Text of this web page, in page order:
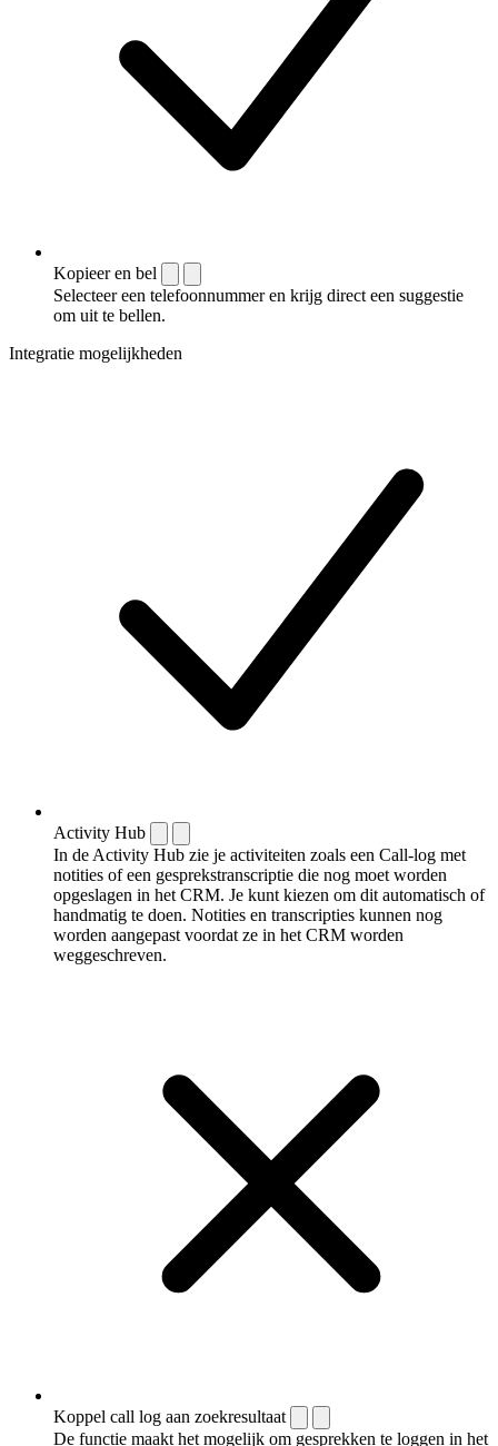
Kopieer en bel
Selecteer een telefoonnummer en krijg direct een suggestie
om uit te bellen.
Integratie mogelijkheden
Activity Hub
In de Activity Hub zie je activiteiten zoals een Call-log met
notities of een gespreks­transcriptie die nog moet worden
opgeslagen in het CRM. Je kunt kiezen om dit automatisch of
handmatig te doen. Notities en transcripties kunnen nog
worden aangepast voordat ze in het CRM worden
weggeschreven.
Koppel call log aan zoekresultaat
De functie maakt het mogelijk om gesprekken te loggen in het